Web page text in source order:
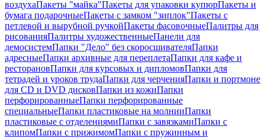
воздухаПакеты "майка"Пакеты для упаковки купюрПакеты и
бумага подарочныеПакеты с замком "зиплок"Пакеты с
петлевой и вырубной ручкойПакеты фасовочныеПалитры для
рисованияПалитры художественныеПанели для
демосистемПапки "Дело" без скоросшивателяПапки
адресныеПапки архивные для переплетаПапки для кафе и
ресторановПапки для курсовых и дипломовПапки для
тетрадей и уроков трудаПапки для черченияПапки и портмоне
для CD и DVD дисковПапки из кожиПапки
перфорированныеПапки перфорированные
специальныеПапки пластиковые на молнииПапки
пластиковые с отделениямиПапки с завязкамиПапки с
клипомПапки с прижимомПапки с пружинным и